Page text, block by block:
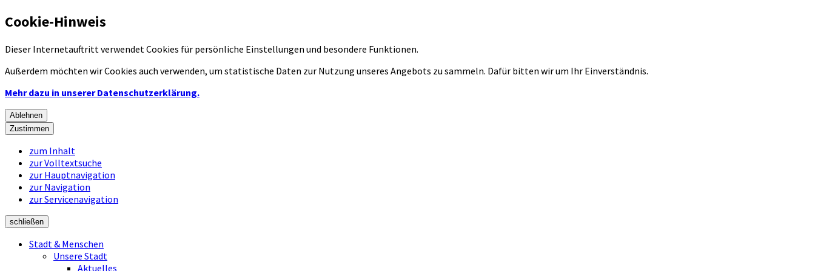
Cookie-Hinweis
Dieser Internetauftritt verwendet Cookies für persönliche Einstellungen und besondere Funktionen.
Außerdem möchten wir Cookies auch verwenden, um statistische Daten zur Nutzung unseres Angebots zu sammeln. Dafür bitten wir um Ihr Einverständnis.
Mehr dazu in unserer Datenschutzerklärung.
Ablehnen
Zustimmen
zum Inhalt
zur Volltextsuche
zur Hauptnavigation
zur Navigation
zur Servicenavigation
schließen
Stadt & Menschen
Unsere Stadt
Aktuelles